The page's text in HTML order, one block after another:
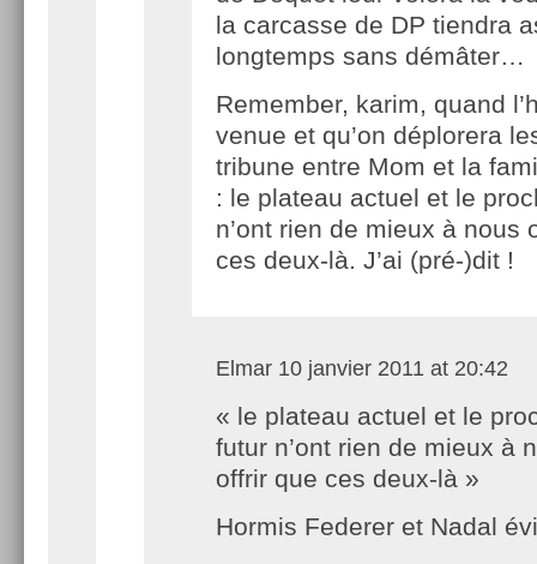
la carcasse de DP tiendra
longtemps sans démâter…
Remember, karim, quand
venue et qu’on déplorera
tribune entre Mom et la
: le plateau actuel et le
n’ont rien de mieux à nous
ces deux-là. J’ai (pré-)dit !
Elmar 10 janvier 2011 at 20:42
« le plateau actuel et le
futur n’ont rien de mieux à
offrir que ces deux-là »
Hormis Federer et Nadal